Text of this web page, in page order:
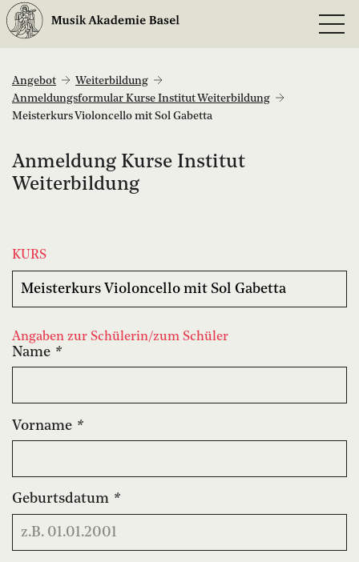
Angebot
Weiterbildung
Anmeldungsformular Kurse Institut Weiterbildung
Meisterkurs Violoncello mit Sol Gabetta
Anmeldung Kurse Institut
Weiterbildung
KURS
Angaben zur Schülerin/zum Schüler
Name *
Vorname *
Geburtsdatum *